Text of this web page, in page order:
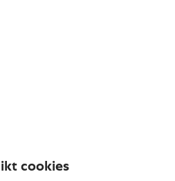
cookies